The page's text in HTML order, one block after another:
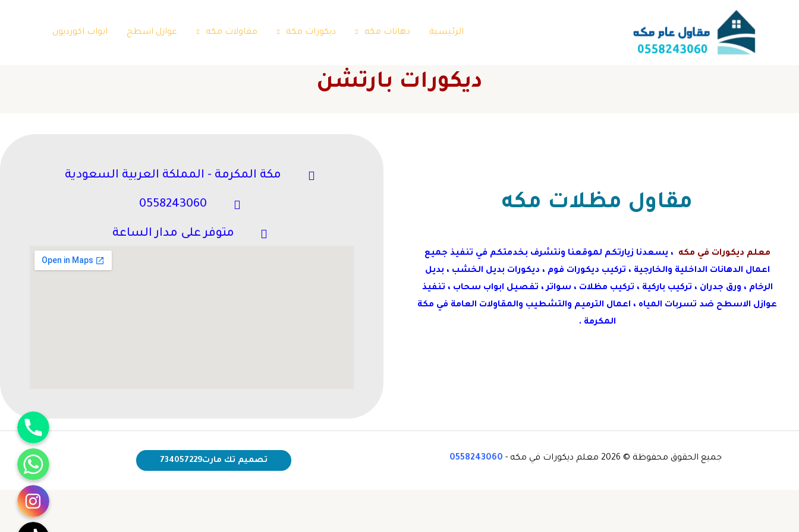
الرئيسية دهانات مكه ديكورات مكة مقاولات مكه عوازل اسطح ابواب اكورديون
ديكورات بارتشن
مقاول مظلات مكه
معلم ديكورات في مكه ، يسعدنا زيارتكم لموقعنا ونتشرف بخدمتكم في تنفيذ جميع
اعمال الدهانات الداخلية والخارجية ، تركيب ديكورات فوم ، ديكورات بديل الخشب ، بديل
الرخام ، ورق جدران ، تركيب باركية ، تركيب مظلات ، سواتر ، تفصيل ابواب سحاب ، تنفيذ
عوازل الاسطح ضد تسربات المياه ، اعمال الترميم والتشطيب والمقاولات العامة في مكة
المكرمة .
مكة المكرمة - المملكة العربية السعودية
0558243060
متوفر على مدار الساعة
جميع الحقوق محفوظة © 2026 معلم ديكورات في مكه - 0558243060 تصميم تك مارت734057229
جوال
واتساب
انستقرام
تيك توك